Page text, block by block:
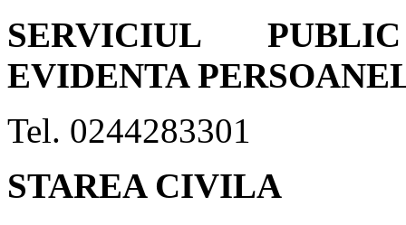
SERVICIUL
EVIDENTA
Tel. 0244283301
STAREA CIVILA